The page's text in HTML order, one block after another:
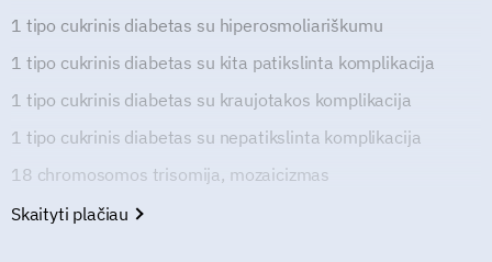
1 tipo cukrinis diabetas su hiperosmoliariškumu
1 tipo cukrinis diabetas su kita patikslinta komplikacija
1 tipo cukrinis diabetas su kraujotakos komplikacija
1 tipo cukrinis diabetas su nepatikslinta komplikacija
18 chromosomos trisomija, mozaicizmas
Skaityti plačiau